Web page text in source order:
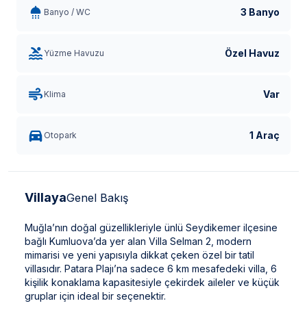
Banyo / WC 3 Banyo
Yüzme Havuzu Özel Havuz
Klima Var
Otopark 1 Araç
VillayaGenel Bakış
Muğla’nın doğal güzellikleriyle ünlü Seydikemer ilçesine
bağlı Kumluova’da yer alan Villa Selman 2, modern
mimarisi ve yeni yapısıyla dikkat çeken özel bir tatil
villasıdır. Patara Plajı’na sadece 6 km mesafedeki villa, 6
kişilik konaklama kapasitesiyle çekirdek aileler ve küçük
gruplar için ideal bir seçenektir.